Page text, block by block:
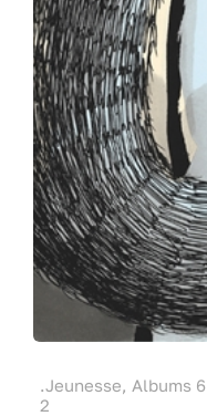
.Jeunesse, Albums
2